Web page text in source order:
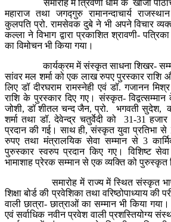
समारोह में त्रिवेणी धाम के खोजी
महाराज तथा जगद्गुरु रामानन्दाचार्य
कुलपति प्रो. रामसेवक दुबे ने भी अपने विचार
कल्ला ने विभाग द्वारा प्रकाशित श्रावणी-
का विमोचन भी किया गया।
कार्यक्रम में संस्कृत साधना शिखर- सम्मान
सांवर मल शर्मा को एक लाख रुपए पुरस्कार
लिए डॉ दीरघराम रामस्नेही एवं डॉ. गजानन
राशि के पुरस्कार दिए गए। संस्कृत-
जोशी, डॉ शीतल चन्द जैन, प्रो. भगवती सुदेश,
शर्मा तथा डॉ. देवेन्द्र चतुर्वेदी को 31-31
प्रदान की गई। साथ ही, संस्कृत युवा प्रतिभा से
रुपए तथा मंत्रालयिक सेवा सम्मान से 3
पुरुस्कार स्वरुप प्रदान किए गए। विशिष्ट सेवा
भामाशाह प्रेरक सम्मान से एक व्यक्ति को पुरुस्कृत
समारोह में राज्य में स्थित संस्कृत भाषा
शिक्षा बोर्ड की प्रवेशिका तथा वरिष्ठोपाध्याय की
वाली छात्रा- छात्राओं का सम्मान भी किया
एवं सर्वाधिक नवीन प्रवेश वाली प्रशस्तियोग्य